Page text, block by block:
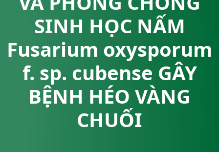
SINH HỌC NẤM
Fusarium oxysporum
f. sp. cubense GÂY
BỆNH HÉO VÀNG
CHUỐI